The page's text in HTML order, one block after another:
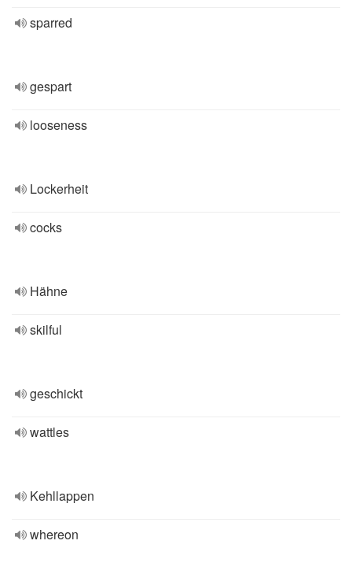
sparred
gespart
looseness
Lockerheit
cocks
Hähne
skilful
geschickt
wattles
Kehllappen
whereon